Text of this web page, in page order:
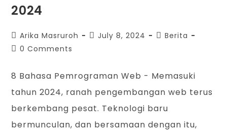
2024
Arika Masruroh July 8, 2024
Berita
0 Comments
8 Bahasa Pemrograman Web - Memasuki
tahun 2024, ranah pengembangan web terus
berkembang pesat. Teknologi baru
bermunculan, dan bersamaan dengan itu,